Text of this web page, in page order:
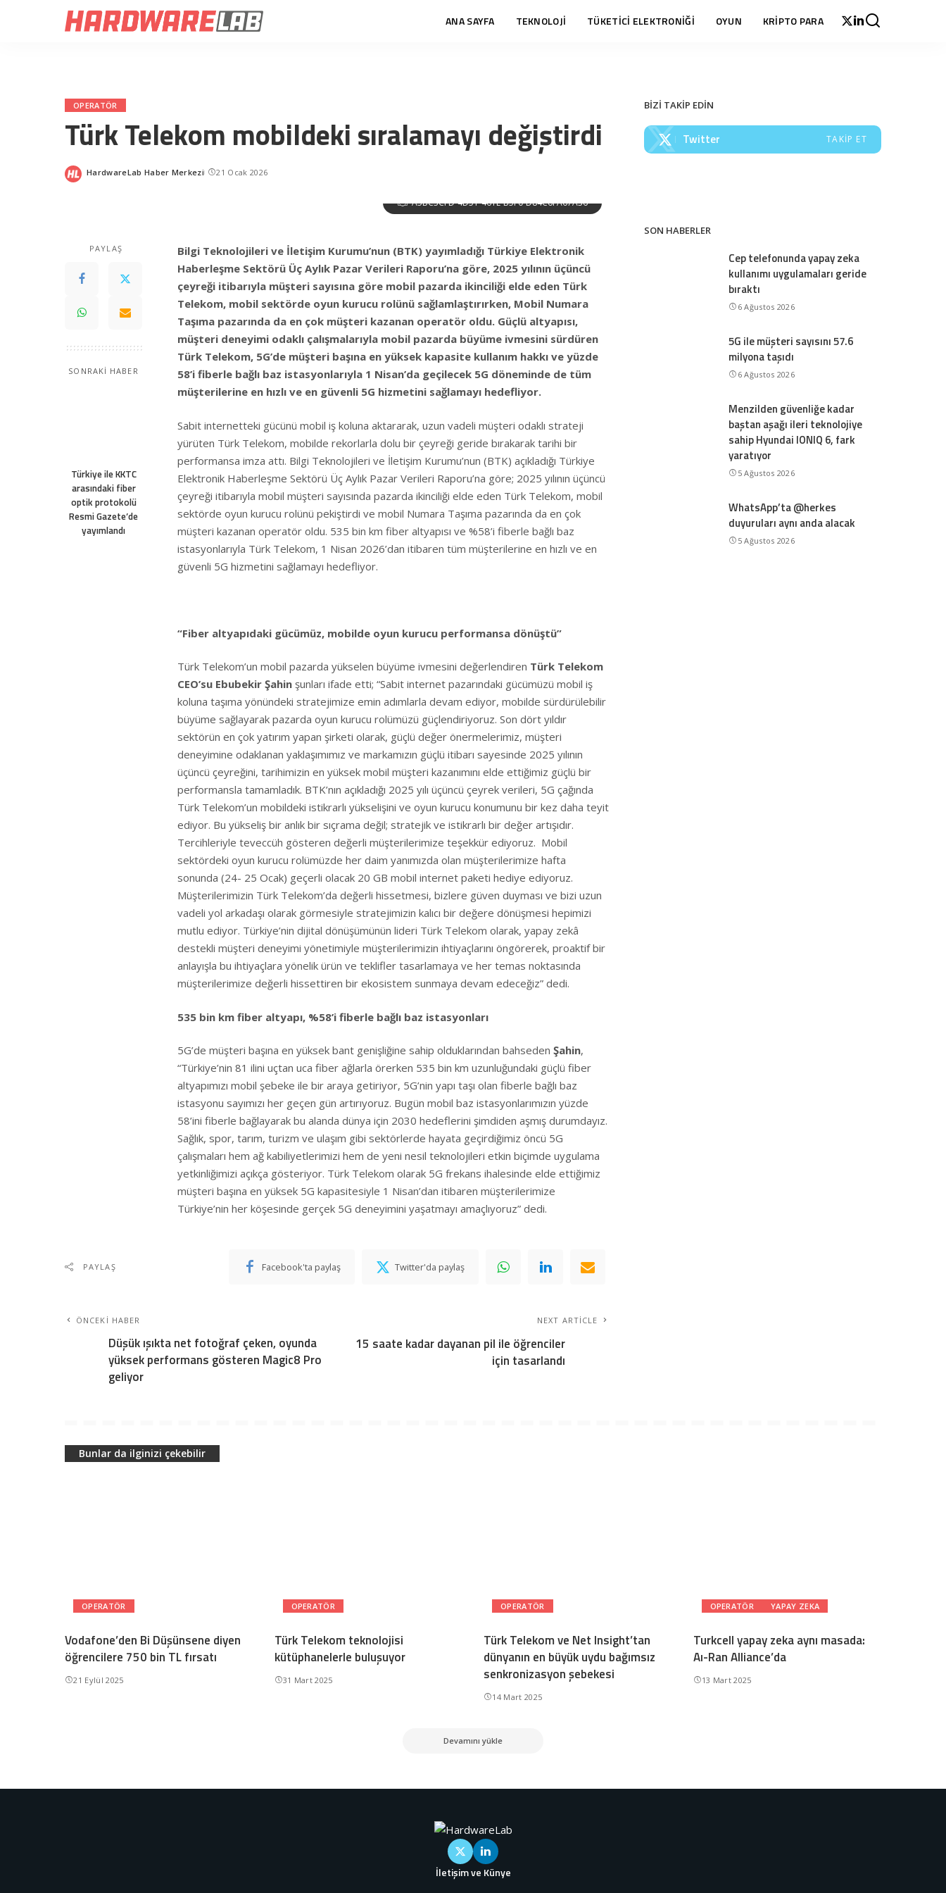
ANA SAYFA TEKNOLOJİ TÜKETİCİ ELEKTRONİĞİ OYUN KRİPTO PARA
OPERATÖR
Türk Telekom mobildeki sıralamayı değiştirdi
Posted
HardwareLab Haber Merkezi 21 Ocak 2026
A5BC3CFD-4D51-461E-B5F0-D84C6FA67A36
PAYLAŞ
SONRAKİ HABER
Türkiye ile KKTC
arasındaki fiber
optik protokolü
Resmi Gazete’de
yayımlandı
Bilgi Teknolojileri ve İletişim Kurumu’nun (BTK) yayımladığı Türkiye Elektronik
Haberleşme Sektörü Üç Aylık Pazar Verileri Raporu’na göre, 2025 yılının üçüncü
çeyreği itibarıyla müşteri sayısına göre mobil pazarda ikinciliği elde eden Türk
Telekom, mobil sektörde oyun kurucu rolünü sağlamlaştırırken, Mobil Numara
Taşıma pazarında da en çok müşteri kazanan operatör oldu. Güçlü altyapısı,
müşteri deneyimi odaklı çalışmalarıyla mobil pazarda büyüme ivmesini sürdüren
Türk Telekom, 5G’de müşteri başına en yüksek kapasite kullanım hakkı ve yüzde
58’i fiberle bağlı baz istasyonlarıyla 1 Nisan’da geçilecek 5G döneminde de tüm
müşterilerine en hızlı ve en güvenli 5G hizmetini sağlamayı hedefliyor.
Sabit internetteki gücünü mobil iş koluna aktararak, uzun vadeli müşteri odaklı strateji
yürüten Türk Telekom, mobilde rekorlarla dolu bir çeyreği geride bırakarak tarihi bir
performansa imza attı. Bilgi Teknolojileri ve İletişim Kurumu’nun (BTK) açıkladığı Türkiye
Elektronik Haberleşme Sektörü Üç Aylık Pazar Verileri Raporu’na göre; 2025 yılının üçüncü
çeyreği itibarıyla mobil müşteri sayısında pazarda ikinciliği elde eden Türk Telekom, mobil
sektörde oyun kurucu rolünü pekiştirdi ve mobil Numara Taşıma pazarında da en çok
müşteri kazanan operatör oldu. 535 bin km fiber altyapısı ve %58’i fiberle bağlı baz
istasyonlarıyla Türk Telekom, 1 Nisan 2026’dan itibaren tüm müşterilerine en hızlı ve en
güvenli 5G hizmetini sağlamayı hedefliyor.
“Fiber altyapıdaki gücümüz, mobilde oyun kurucu performansa dönüştü”
Türk Telekom’un mobil pazarda yükselen büyüme ivmesini değerlendiren Türk Telekom
CEO’su Ebubekir Şahin şunları ifade etti; “Sabit internet pazarındaki gücümüzü mobil iş
koluna taşıma yönündeki stratejimize emin adımlarla devam ediyor, mobilde sürdürülebilir
büyüme sağlayarak pazarda oyun kurucu rolümüzü güçlendiriyoruz. Son dört yıldır
sektörün en çok yatırım yapan şirketi olarak, güçlü değer önermelerimiz, müşteri
deneyimine odaklanan yaklaşımımız ve markamızın güçlü itibarı sayesinde 2025 yılının
üçüncü çeyreğini, tarihimizin en yüksek mobil müşteri kazanımını elde ettiğimiz güçlü bir
performansla tamamladık. BTK’nın açıkladığı 2025 yılı üçüncü çeyrek verileri, 5G çağında
Türk Telekom’un mobildeki istikrarlı yükselişini ve oyun kurucu konumunu bir kez daha teyit
ediyor. Bu yükseliş bir anlık bir sıçrama değil; stratejik ve istikrarlı bir değer artışıdır.
Tercihleriyle teveccüh gösteren değerli müşterilerimize teşekkür ediyoruz. Mobil
sektördeki oyun kurucu rolümüzde her daim yanımızda olan müşterilerimize hafta
sonunda (24- 25 Ocak) geçerli olacak 20 GB mobil internet paketi hediye ediyoruz.
Müşterilerimizin Türk Telekom’da değerli hissetmesi, bizlere güven duyması ve bizi uzun
vadeli yol arkadaşı olarak görmesiyle stratejimizin kalıcı bir değere dönüşmesi hepimizi
mutlu ediyor. Türkiye’nin dijital dönüşümünün lideri Türk Telekom olarak, yapay zekâ
destekli müşteri deneyimi yönetimiyle müşterilerimizin ihtiyaçlarını öngörerek, proaktif bir
anlayışla bu ihtiyaçlara yönelik ürün ve teklifler tasarlamaya ve her temas noktasında
müşterilerimize değerli hissettiren bir ekosistem sunmaya devam edeceğiz” dedi.
535 bin km fiber altyapı, %58’i fiberle bağlı baz istasyonları
5G’de müşteri başına en yüksek bant genişliğine sahip olduklarından bahseden Şahin,
“Türkiye’nin 81 ilini uçtan uca fiber ağlarla örerken 535 bin km uzunluğundaki güçlü fiber
altyapımızı mobil şebeke ile bir araya getiriyor, 5G’nin yapı taşı olan fiberle bağlı baz
istasyonu sayımızı her geçen gün artırıyoruz. Bugün mobil baz istasyonlarımızın yüzde
58’ini fiberle bağlayarak bu alanda dünya için 2030 hedeflerini şimdiden aşmış durumdayız.
Sağlık, spor, tarım, turizm ve ulaşım gibi sektörlerde hayata geçirdiğimiz öncü 5G
çalışmaları hem ağ kabiliyetlerimizi hem de yeni nesil teknolojileri etkin biçimde uygulama
yetkinliğimizi açıkça gösteriyor. Türk Telekom olarak 5G frekans ihalesinde elde ettiğimiz
müşteri başına en yüksek 5G kapasitesiyle 1 Nisan’dan itibaren müşterilerimize
Türkiye’nin her köşesinde gerçek 5G deneyimini yaşatmayı amaçlıyoruz” dedi.
PAYLAŞ Facebook'ta paylaş Twitter'da paylaş
ÖNCEKI HABER
Düşük ışıkta net fotoğraf çeken, oyunda
yüksek performans gösteren Magic8 Pro
geliyor
NEXT ARTICLE
15 saate kadar dayanan pil ile öğrenciler
için tasarlandı
BİZİ TAKİP EDİN
Twitter TAKIP ET
SON HABERLER
Cep telefonunda yapay zeka
kullanımı uygulamaları geride
bıraktı
6 Ağustos 2026
5G ile müşteri sayısını 57.6
milyona taşıdı
6 Ağustos 2026
Menzilden güvenliğe kadar
baştan aşağı ileri teknolojiye
sahip Hyundai IONIQ 6, fark
yaratıyor
5 Ağustos 2026
WhatsApp’ta @herkes
duyuruları aynı anda alacak
5 Ağustos 2026
Bunlar da ilginizi çekebilir
OPERATÖR
Vodafone’den Bi Düşünsene diyen
öğrencilere 750 bin TL fırsatı
21 Eylül 2025
OPERATÖR
Türk Telekom teknolojisi
kütüphanelerle buluşuyor
31 Mart 2025
OPERATÖR
Türk Telekom ve Net Insight’tan
dünyanın en büyük uydu bağımsız
senkronizasyon şebekesi
14 Mart 2025
OPERATÖR YAPAY ZEKA
Turkcell yapay zeka aynı masada:
Aı-Ran Alliance’da
13 Mart 2025
Devamını yükle
İletişim ve Künye